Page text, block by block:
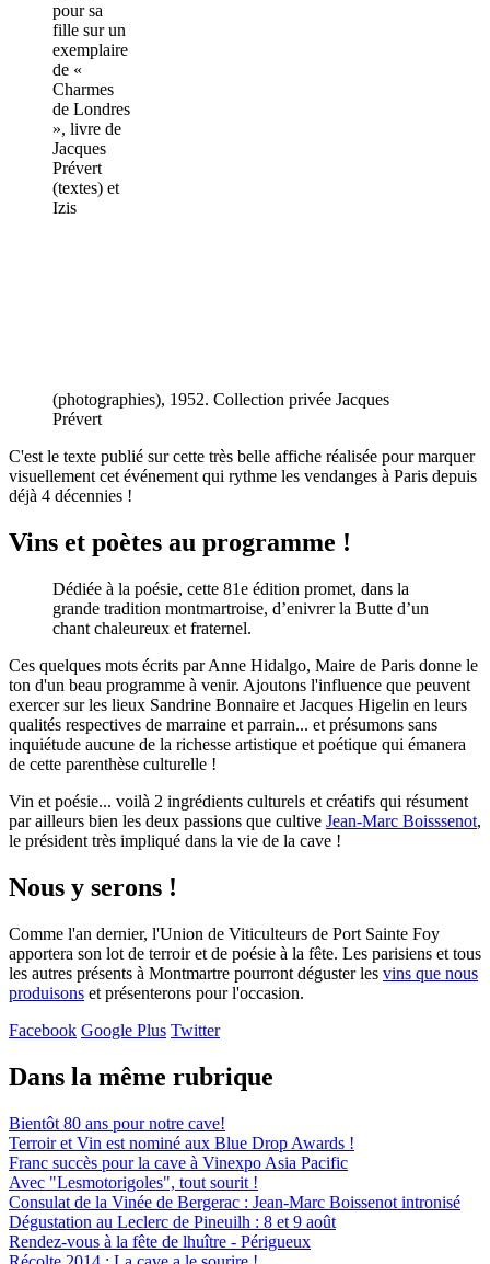
pour sa
fille sur un
exemplaire
de «
Charmes
de Londres
», livre de
Jacques
Prévert
(textes) et
Izis
(photographies), 1952. Collection privée Jacques
Prévert
C'est le texte publié sur cette très belle affiche réalisée pour marquer
visuellement cet événement qui rythme les vendanges à Paris depuis
déjà 4 décennies !
Vins et poètes au programme !
Dédiée à la poésie, cette 81e édition promet, dans la
grande tradition montmartroise, d’enivrer la Butte d’un
chant chaleureux et fraternel.
Ces quelques mots écrits par Anne Hidalgo, Maire de Paris donne le
ton d'un beau programme à venir. Ajoutons l'influence que peuvent
exercer sur les lieux Sandrine Bonnaire et Jacques Higelin en leurs
qualités respectives de marraine et parrain... et présumons sans
inquiétude aucune de la richesse artistique et poétique qui émanera
de cette parenthèse culturelle !
Vin et poésie... voilà 2 ingrédients culturels et créatifs qui résument
par ailleurs bien les deux passions que cultive Jean-Marc Boisssenot,
le président très impliqué dans la vie de la cave !
Nous y serons !
Comme l'an dernier, l'Union de Viticulteurs de Port Sainte Foy
apportera son lot de terroir et de poésie à la fête. Les parisiens et tous
les autres présents à Montmartre pourront déguster les vins que nous
produisons et présenterons pour l'occasion.
Facebook Google Plus Twitter
Dans la même rubrique
Bientôt 80 ans pour notre cave!
Terroir et Vin est nominé aux Blue Drop Awards !
Franc succès pour la cave à Vinexpo Asia Pacific
Avec "Lesmotorigoles", tout sourit !
Consulat de la Vinée de Bergerac : Jean-Marc Boissenot intronisé
Dégustation au Leclerc de Pineuilh : 8 et 9 août
Rendez-vous à la fête de lhuître - Périgueux